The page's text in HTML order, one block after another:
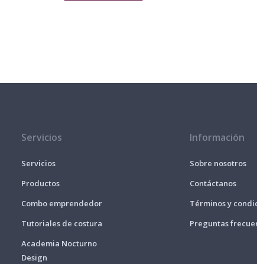
Servicios
Servicios
Productos
Combo emprendedor
Tutoriales de costura
Academia Nocturno
Design
Información
Sobre nosotros
Contáctanos
Términos y
Preguntas